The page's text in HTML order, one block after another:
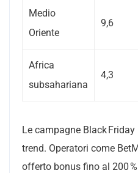
Medio
Oriente
9,6
Africa
subsahariana
4,3
Le campagne Black
trend. Operatori come
offerto bonus fino al 200